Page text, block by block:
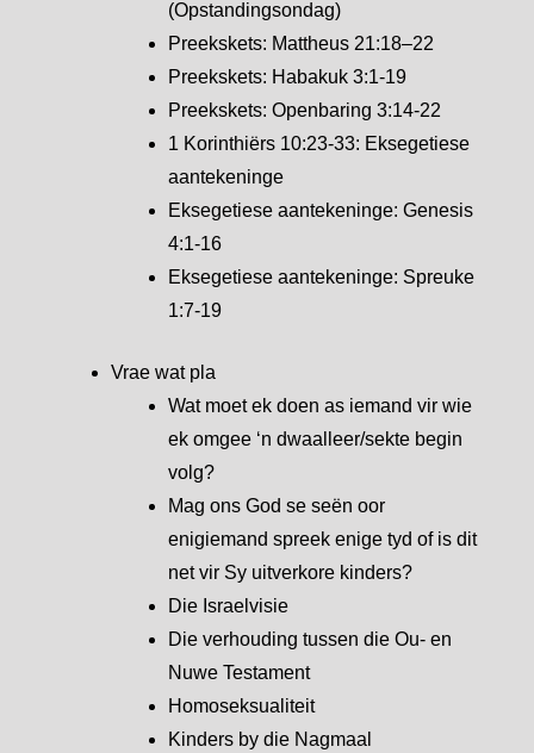
(Opstandingsondag)
Preekskets: Mattheus 21:18–22
Preekskets: Habakuk 3:1-19
Preekskets: Openbaring 3:14-22
1 Korinthiërs 10:23-33: Eksegetiese
aantekeninge
Eksegetiese aantekeninge: Genesis
4:1-16
Eksegetiese aantekeninge: Spreuke
1:7-19
Vrae wat pla
Wat moet ek doen as iemand vir wie
ek omgee ‘n dwaalleer/sekte begin
volg?
Mag ons God se seën oor
enigiemand spreek enige tyd of is dit
net vir Sy uitverkore kinders?
Die Israelvisie
Die verhouding tussen die Ou- en
Nuwe Testament
Homoseksualiteit
Kinders by die Nagmaal